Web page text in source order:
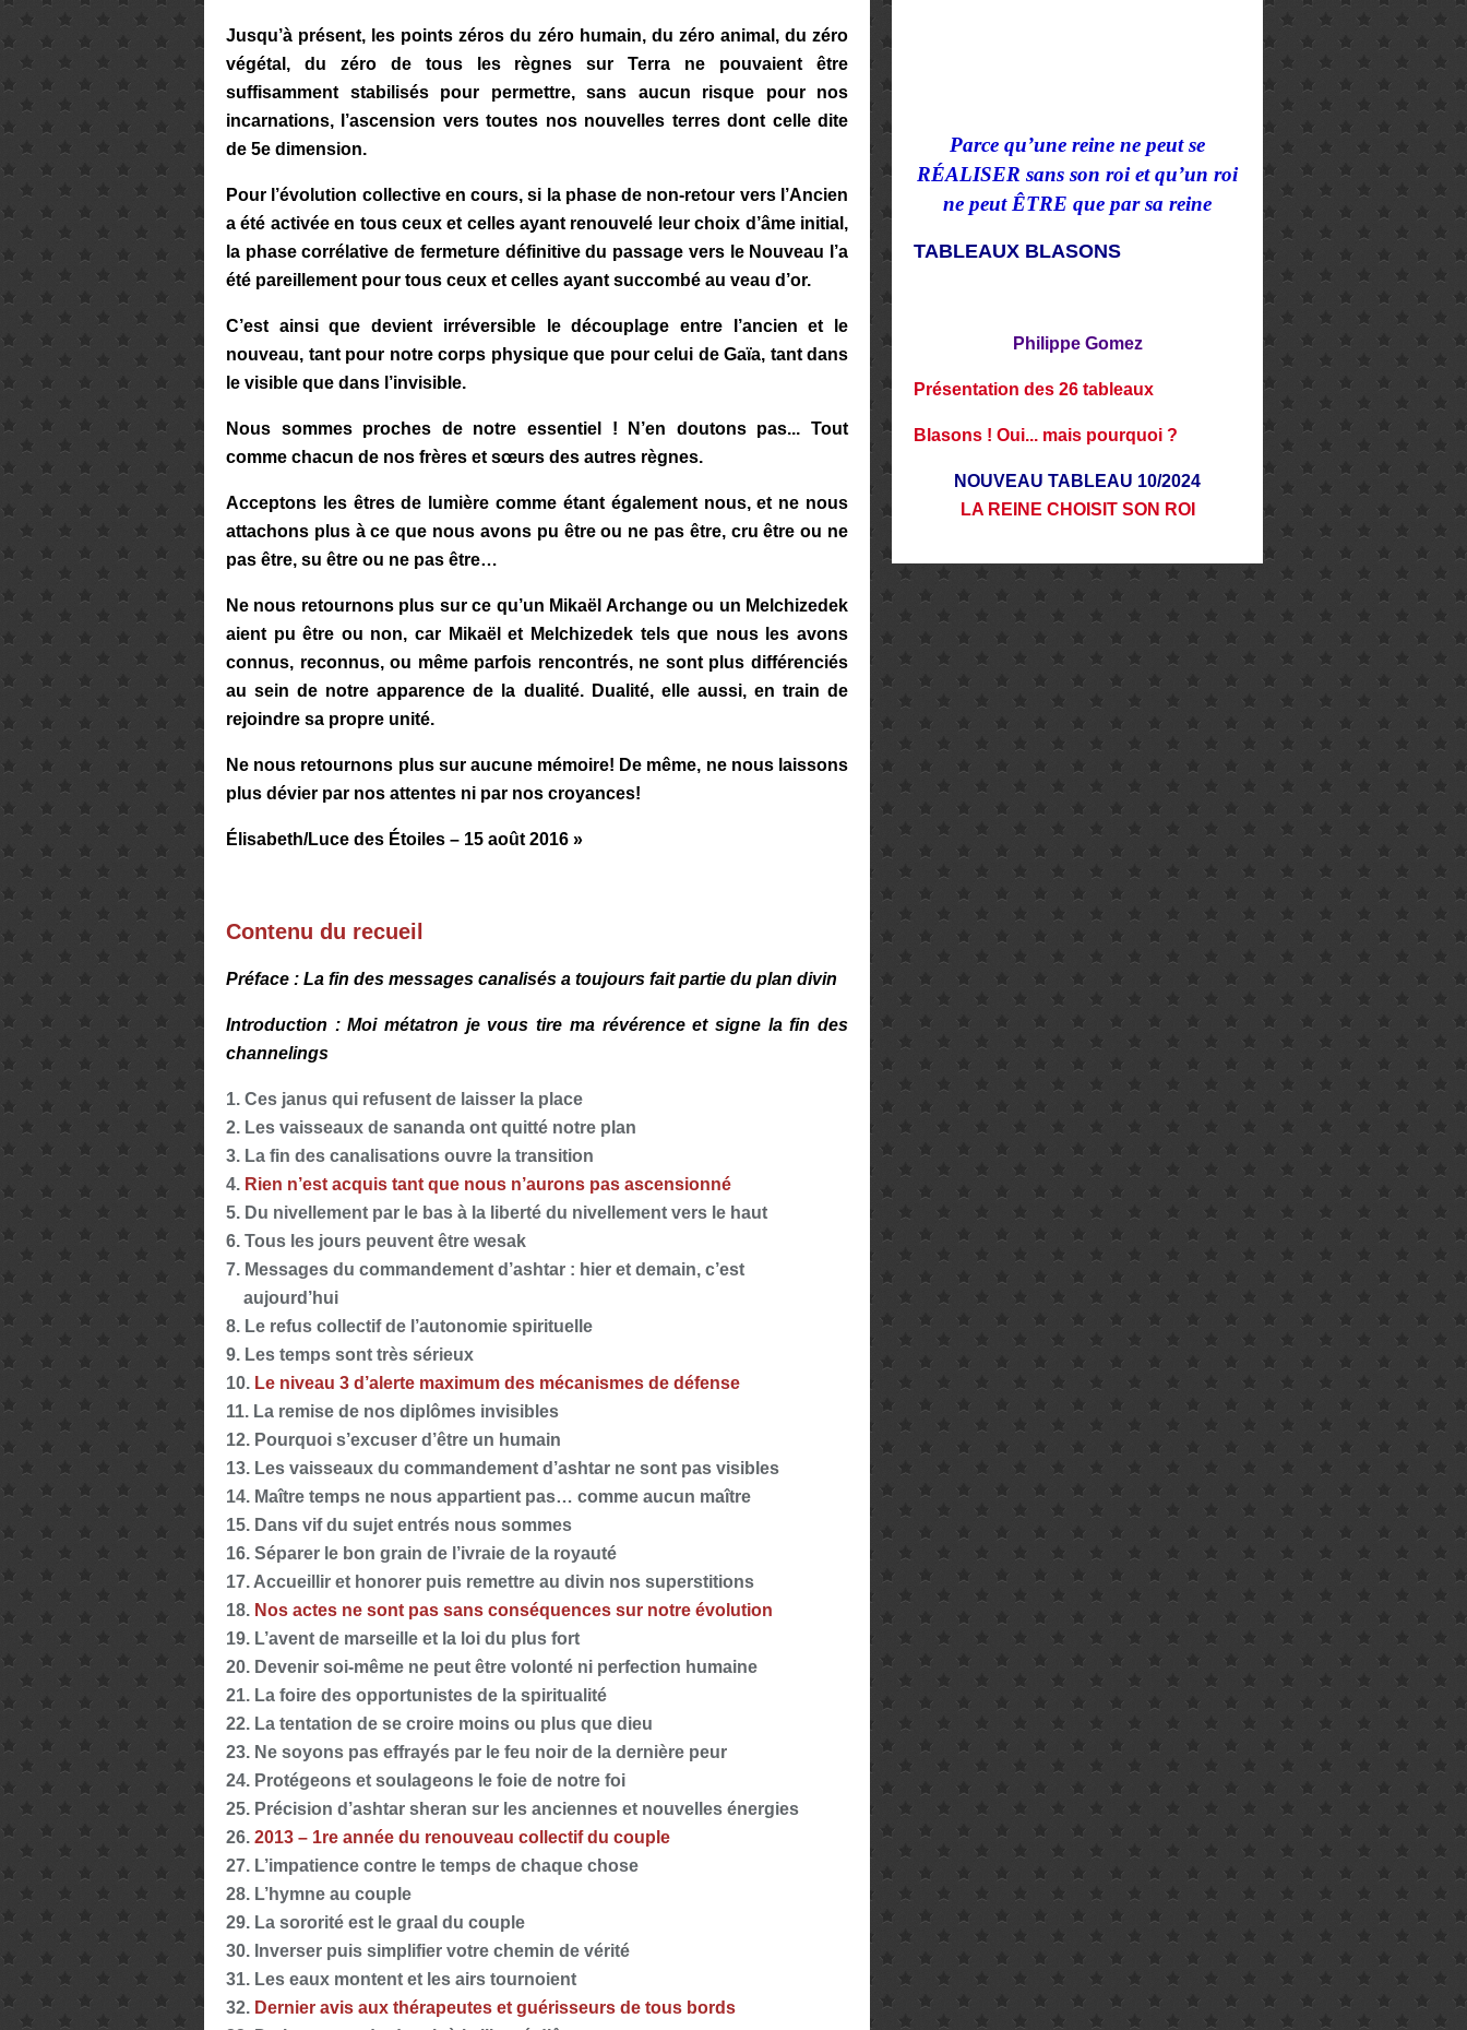
Jusqu’à présent, les points zéros du zéro humain, du zéro animal, du zéro
végétal, du zéro de tous les règnes sur Terra ne pouvaient être
suffisamment stabilisés pour permettre, sans aucun risque pour nos
incarnations, l’ascension vers toutes nos nouvelles terres dont celle dite
de 5e dimension.
Pour l’évolution collective en cours, si la phase de non-retour vers l’Ancien
a été activée en tous ceux et celles ayant renouvelé leur choix d’âme initial,
la phase corrélative de fermeture définitive du passage vers le Nouveau l’a
été pareillement pour tous ceux et celles ayant succombé au veau d’or.
C’est ainsi que devient irréversible le découplage entre l’ancien et le
nouveau, tant pour notre corps physique que pour celui de Gaïa, tant dans
le visible que dans l’invisible.
Nous sommes proches de notre essentiel ! N’en doutons pas... Tout
comme chacun de nos frères et sœurs des autres règnes.
Acceptons les êtres de lumière comme étant également nous, et ne nous
attachons plus à ce que nous avons pu être ou ne pas être, cru être ou ne
pas être, su être ou ne pas être…
Ne nous retournons plus sur ce qu’un Mikaël Archange ou un Melchizedek
aient pu être ou non, car Mikaël et Melchizedek tels que nous les avons
connus, reconnus, ou même parfois rencontrés, ne sont plus différenciés
au sein de notre apparence de la dualité. Dualité, elle aussi, en train de
rejoindre sa propre unité.
Ne nous retournons plus sur aucune mémoire! De même, ne nous laissons
plus dévier par nos attentes ni par nos croyances!
Élisabeth/Luce des Étoiles – 15 août 2016 »
Contenu du recueil
Préface : La fin des messages canalisés a toujours fait partie du plan divin
Introduction : Moi métatron je vous tire ma révérence et signe la fin des
channelings
1. Ces janus qui refusent de laisser la place
2. Les vaisseaux de sananda ont quitté notre plan
3. La fin des canalisations ouvre la transition
4. Rien n’est acquis tant que nous n’aurons pas ascensionné
5. Du nivellement par le bas à la liberté du nivellement vers le haut
6. Tous les jours peuvent être wesak
7. Messages du commandement d’ashtar : hier et demain, c’est
aujourd’hui
8. Le refus collectif de l’autonomie spirituelle
9. Les temps sont très sérieux
10. Le niveau 3 d’alerte maximum des mécanismes de défense
11. La remise de nos diplômes invisibles
12. Pourquoi s’excuser d’être un humain
13. Les vaisseaux du commandement d’ashtar ne sont pas visibles
14. Maître temps ne nous appartient pas… comme aucun maître
15. Dans vif du sujet entrés nous sommes
16. Séparer le bon grain de l’ivraie de la royauté
17. Accueillir et honorer puis remettre au divin nos superstitions
18. Nos actes ne sont pas sans conséquences sur notre évolution
19. L’avent de marseille et la loi du plus fort
20. Devenir soi-même ne peut être volonté ni perfection humaine
21. La foire des opportunistes de la spiritualité
22. La tentation de se croire moins ou plus que dieu
23. Ne soyons pas effrayés par le feu noir de la dernière peur
24. Protégeons et soulageons le foie de notre foi
25. Précision d’ashtar sheran sur les anciennes et nouvelles énergies
26. 2013 – 1re année du renouveau collectif du couple
27. L’impatience contre le temps de chaque chose
28. L’hymne au couple
29. La sororité est le graal du couple
30. Inverser puis simplifier votre chemin de vérité
31. Les eaux montent et les airs tournoient
32. Dernier avis aux thérapeutes et guérisseurs de tous bords
Parce qu’une reine ne peut se
RÉALISER sans son roi et qu’un roi
ne peut ÊTRE que par sa reine
TABLEAUX BLASONS
Philippe Gomez
Présentation des 26 tableaux
Blasons ! Oui... mais pourquoi ?
NOUVEAU TABLEAU 10/2024
LA REINE CHOISIT SON ROI